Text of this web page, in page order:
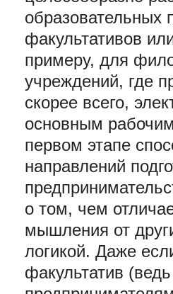
образовательных
факультативов
примеру, для
учреждений, где
скорее всего,
основным
первом этапе
направлений
о том, чем
мышления от
логикой. Даже
факультатив